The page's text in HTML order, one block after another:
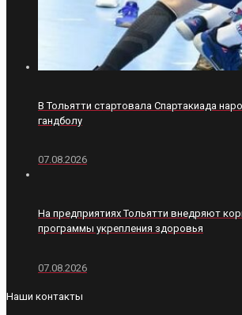
В Тольятти стартовала Спартакиада
гандболу
07.08.2026
На предприятиях Тольятти внедряют
программы укрепления здоровья
07.08.2026
Наши контакты